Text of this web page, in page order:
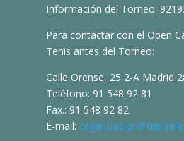
Información del Torneo:
Para contactar con el Open
Tenis antes del Torneo:
Calle Orense, 25 2-A Madrid
Teléfono: 91 548 92 81
Fax.: 91 548 92 82
E-mail: